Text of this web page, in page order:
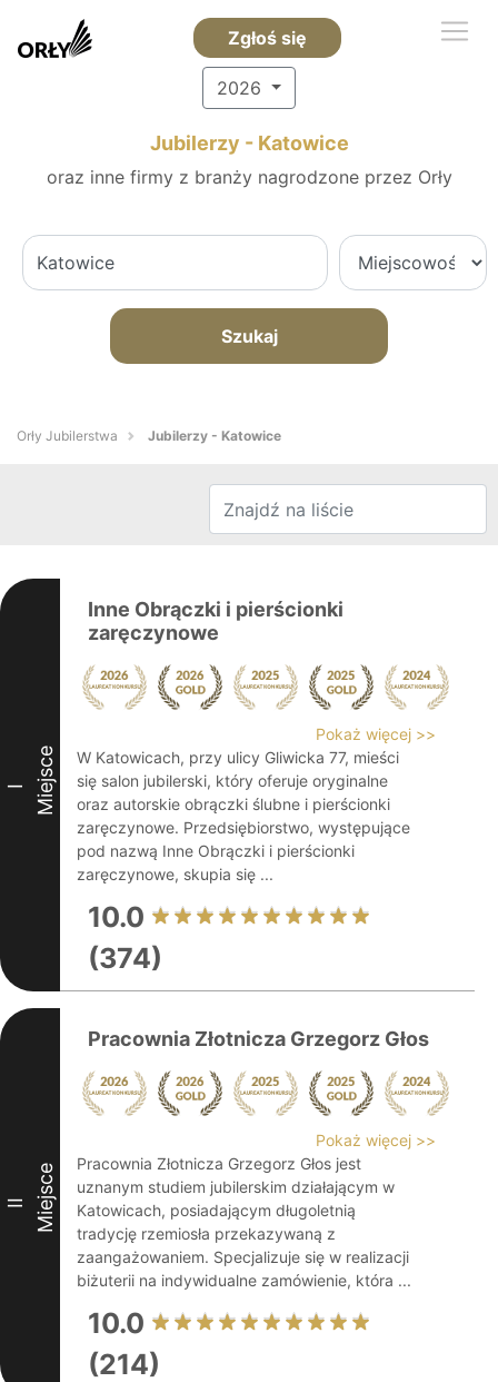
Zgłoś się
2026
Jubilerzy - Katowice
oraz inne firmy z branży nagrodzone przez Orły
Szukaj
Orły Jubilerstwa Jubilerzy - Katowice
I Miejsce
Inne Obrączki i pierścionki
zaręczynowe
Pokaż więcej >>
W Katowicach, przy ulicy Gliwicka 77, mieści
się salon jubilerski, który oferuje oryginalne
oraz autorskie obrączki ślubne i pierścionki
zaręczynowe. Przedsiębiorstwo, występujące
pod nazwą Inne Obrączki i pierścionki
zaręczynowe, skupia się ...
10.0
(374)
II Miejsce
Pracownia Złotnicza Grzegorz Głos
Pokaż więcej >>
Pracownia Złotnicza Grzegorz Głos jest
uznanym studiem jubilerskim działającym w
Katowicach, posiadającym długoletnią
tradycję rzemiosła przekazywaną z
zaangażowaniem. Specjalizuje się w realizacji
biżuterii na indywidualne zamówienie, która ...
10.0
(214)